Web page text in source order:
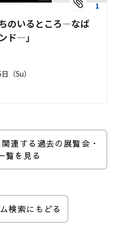
1
のいるところ―なば
ド―」
（Su）
連する過去の展覧会・
覧を見る
検索にもどる